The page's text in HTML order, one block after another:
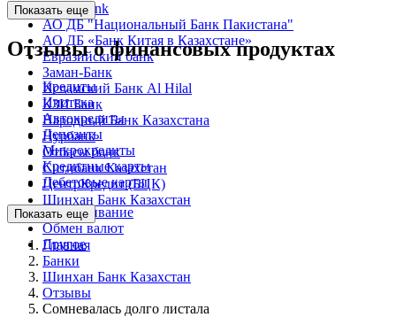
Kaspi Bank
АО ДБ "Национальный Банк Пакистана"
АО ДБ «Банк Китая в Казахстане»
Евразийский банк
Заман-Банк
Исламский Банк Al Hilal
КЗИ Банк
Народный Банк Казахстана
Нурбанк
Отбасы банк
Ситибанк Казахстан
ЦентрКредит (БЦК)
Шинхан Банк Казахстан
Показать еще
Отзывы о финансовых продуктах
Кредиты
Ипотека
Автокредиты
Депозиты
Микрокредиты
Кредитные карты
Дебетовые карты
Обслуживание
Обмен валют
Другое
Показать еще
Главная
Банки
Шинхан Банк Казахстан
Отзывы
Сомневалась долго листала